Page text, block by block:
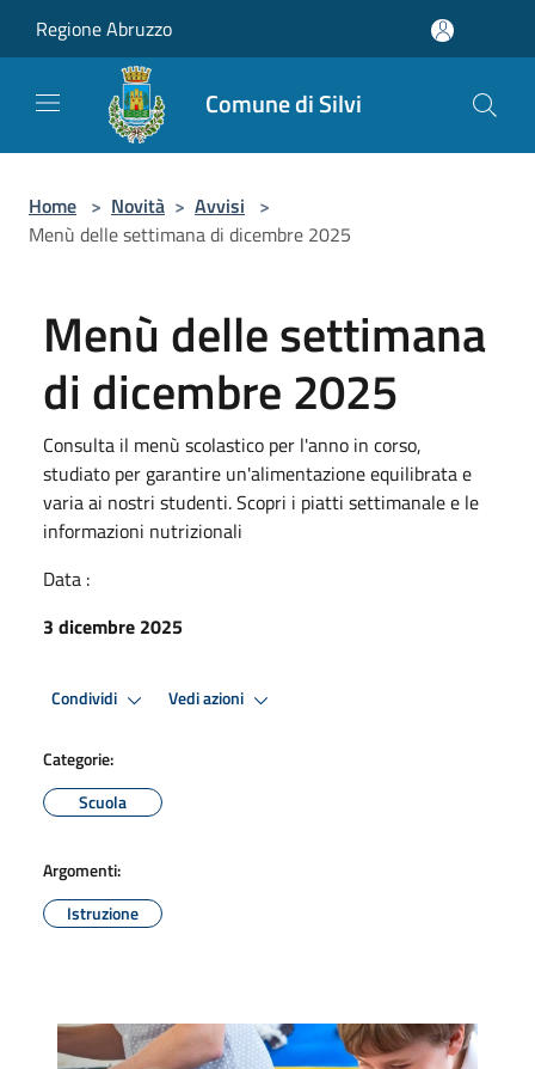
Regione Abruzzo
Comune di Silvi
Home > Novità > Avvisi >
Menù delle settimana di dicembre 2025
Menù delle settimana
di dicembre 2025
Consulta il menù scolastico per l'anno in corso,
studiato per garantire un'alimentazione equilibrata e
varia ai nostri studenti. Scopri i piatti settimanale e le
informazioni nutrizionali
Data :
3 dicembre 2025
Condividi Vedi azioni
Categorie:
Scuola
Argomenti:
Istruzione